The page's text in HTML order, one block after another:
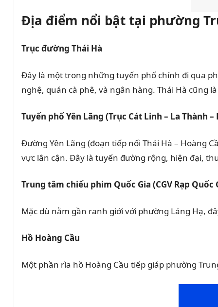
Địa điểm nổi bật tại phường
Trục đường Thái Hà
Đây là một trong những tuyến phố chính đi qua
nghệ, quán cà phê, và ngân hàng. Thái Hà cũng
Tuyến phố Yên Lãng (Trục Cát Linh – La Thành –
Đường Yên Lãng (đoạn tiếp nối Thái Hà – Hoàng
vực lân cận. Đây là tuyến đường rộng, hiện đại,
Trung tâm chiếu phim Quốc Gia (CGV Rạp Quốc
Mặc dù nằm gần ranh giới với phường Láng Hạ,
Hồ Hoàng Cầu
Một phần rìa hồ Hoàng Cầu tiếp giáp phường